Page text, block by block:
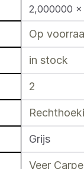
2,000000
Op
in stock
2
Grijs
Veer